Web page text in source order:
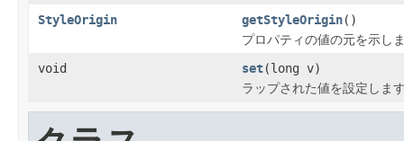
StyleOrigin getStyleOrigin()
プロパティの値の元を示し
void set(long v)
ラップされた値を設定しま